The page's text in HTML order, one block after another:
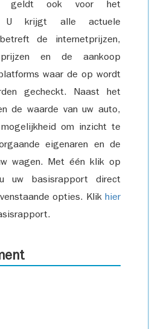
geldt ook voor het
U krijgt alle actuele
de internetprijzen,
prijzen en de aankoop
waar de op wordt
gecheckt. Naast het
de waarde van uw auto,
om inzicht te
eigenaren en de
wagen. Met één klik op
uw basisrapport direct
opties. Klik hier